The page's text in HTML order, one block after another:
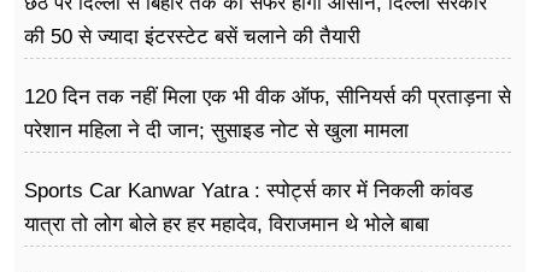
की 50 से ज्यादा इंटरस्टेट बसें चलाने की तैयारी
120 दिन तक नहीं मिला एक भी वीक ऑफ, सीनियर्स की प्रताड़ना से
परेशान महिला ने दी जान; सुसाइड नोट से खुला मामला
Sports Car Kanwar Yatra : स्पोर्ट्स कार में निकली कांवड
यात्रा तो लोग बोले हर हर महादेव, विराजमान थे भोले बाबा